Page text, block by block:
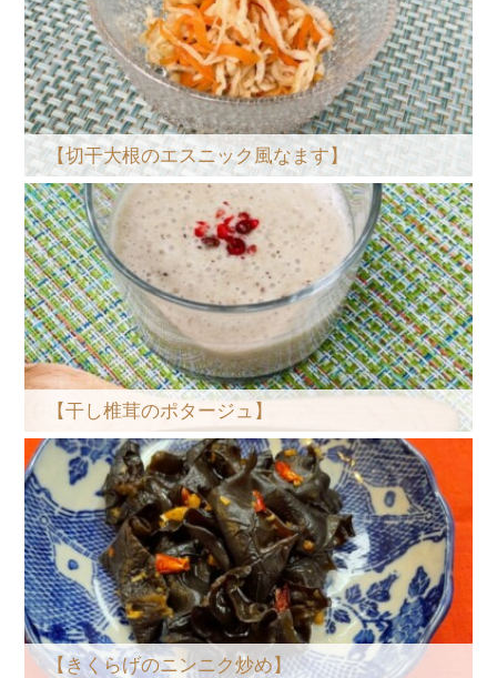
【切干大根のエスニック風なます】
【干し椎茸のポタージュ】
【きくらげのニンニク炒め】